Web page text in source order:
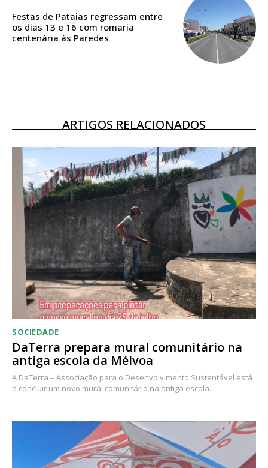
12 meses
Ofertas para assinatura anual
Escolha o plano
Festas de Pataias regressam entre
os dias 13 e 16 com romaria
centenária às Paredes
ARTIGOS RELACIONADOS
SOCIEDADE
DaTerra prepara mural comunitário na
antiga escola da Mélvoa
A DaTerra – Associação para o Desenvolvimento Sustentável está
a concluir um novo mural comunitário na antiga escola...